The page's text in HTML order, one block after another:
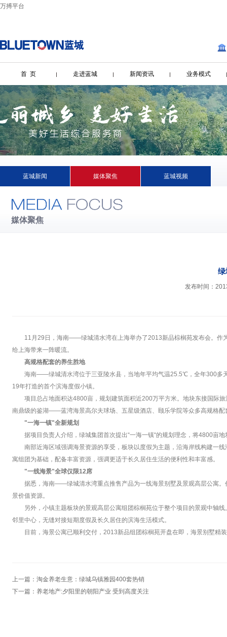
万搏平台
首 页 走进蓝城 新闻资讯 业务模式
蓝城新闻 媒体聚焦 蓝城视频
媒体聚焦
绿
发布时间：
11月29日，海南——绿城清水湾在上海举办了2013新品棕榈苑发布会。
给上海带来一阵暖流。
高规格配套的养生胜地
海南——绿城清水湾位于三亚陵水县，当地年平均气温25.5℃，全年300多
19年打造的首个滨海度假小镇。
项目总占地面积达4800亩，规划建筑面积近200万平方米。地块东接国际
南鼎级的鉴湖——蓝湾海景高尔夫球场、五星级酒店、颐乐学院等众多高规格
"一海一镇"全新规划
据项目负责人介绍，绿城集团首次提出“一海一镇“的规划理念，将4800亩
南部近海区域强调海景资源的享受，板块以度假为主题，沿海岸线构建一
寓组团为基础，配备丰富资源，强调更适于长久居住生活的便利性和丰富感。
"一线海景"全球仅限12席
据悉，海南——绿城清水湾重点推售产品为一线海景别墅及景观高层公寓
景价值资源。
另外，小镇主题板块的景观高层公寓组团棕榈苑位于整个项目的景观中轴
邻里中心，无缝对接短期度假及长久居住的滨海生活模式。
目前，海景公寓已顺利交付，2013新品组团棕榈苑开盘在即，海景别墅精
上一篇： 淘金养老生意：绿城乌镇雅园400套热销
下一篇： 养老地产:夕阳里的朝阳产业 受到高度关注